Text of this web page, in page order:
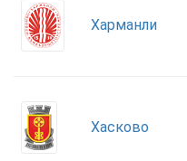
Харманли
Хасково